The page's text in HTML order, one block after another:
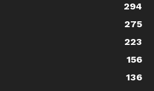
294
275
223
156
136